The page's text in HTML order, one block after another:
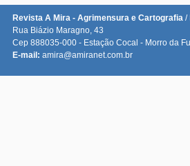
Revista A Mira - Agrimensura e Cartografia /
Rua Biázio Maragno, 43
Cep 888035-000 - Estação Cocal - Morro da
E-mail: amira@amiranet.com.br